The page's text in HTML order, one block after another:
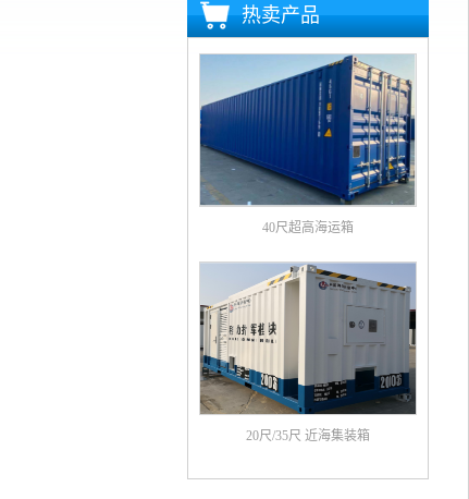
热卖产品
40尺超高海运箱
20尺/35尺 近海集装箱